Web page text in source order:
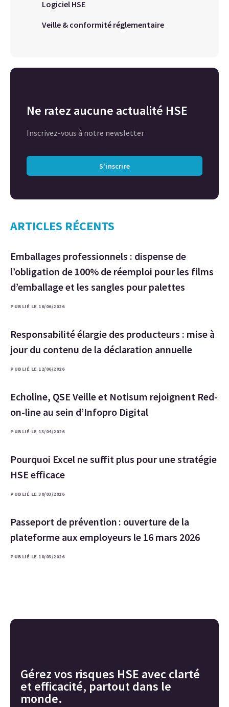
Logiciel HSE
Veille & conformité réglementaire
Ne ratez aucune actualité HSE
Inscrivez-vous à notre newsletter
S'inscrire
ARTICLES RÉCENTS
Emballages professionnels : dispense de
l’obligation de 100% de réemploi pour les films
d’emballage et les sangles pour palettes
PUBLIÉ LE 16/06/2026
Responsabilité élargie des producteurs : mise à
jour du contenu de la déclaration annuelle
PUBLIÉ LE 12/06/2026
Echoline, QSE Veille et Notisum rejoignent Red-
on-line au sein d’Infopro Digital
PUBLIÉ LE 13/04/2026
Pourquoi Excel ne suffit plus pour une stratégie
HSE efficace
PUBLIÉ LE 30/03/2026
Passeport de prévention : ouverture de la
plateforme aux employeurs le 16 mars 2026
PUBLIÉ LE 10/03/2026
Gérez vos risques HSE avec clarté
et efficacité, partout dans le
monde.